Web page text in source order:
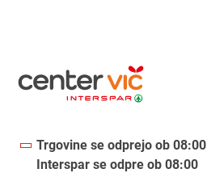
Trgovine se odprejo ob 08:00
Interspar se odpre ob 08:00